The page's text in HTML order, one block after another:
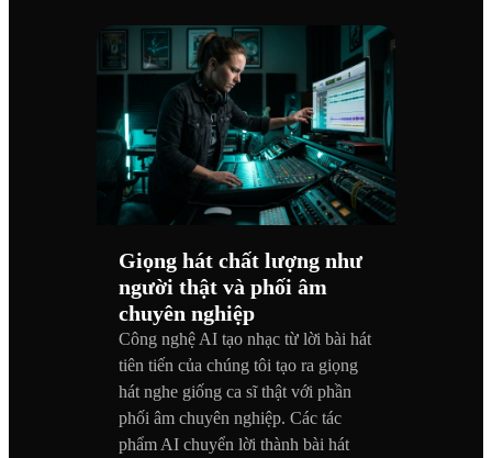
Giọng hát chất lượng như
người thật và phối âm
chuyên nghiệp
Công nghệ AI tạo nhạc từ lời bài hát
tiên tiến của chúng tôi tạo ra giọng
hát nghe giống ca sĩ thật với phần
phối âm chuyên nghiệp. Các tác
phẩm AI chuyển lời thành bài hát